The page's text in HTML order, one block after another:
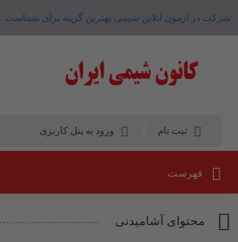
شرکت در آزمون آنلاین شیمی بهترین گزینه برای شماست .
ثبت نام ورود به پنل کاربری
فهرست
محتوای آشامیدنی